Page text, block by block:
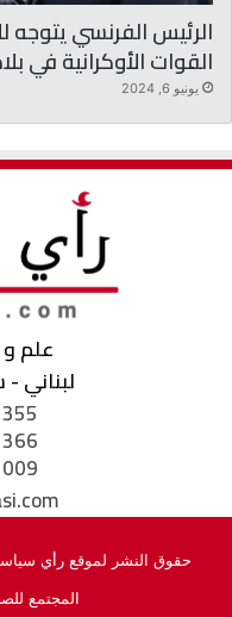
الرئيس الفرنسي يتوجه
القوات الأوكرانية في
يونيو 6, 2024
علم و خبر
المجتمع